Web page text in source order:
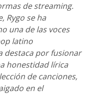
de streaming.
Rygo se ha
una de las voces
latino
destaca por fusionar
honestidad lírica
de canciones,
en el